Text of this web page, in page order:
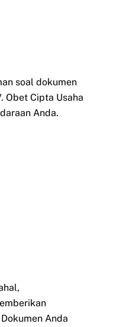
soal dokumen
Obet Cipta Usaha
Anda.
Anda